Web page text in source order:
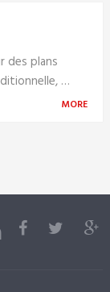
des plans
…
MORE